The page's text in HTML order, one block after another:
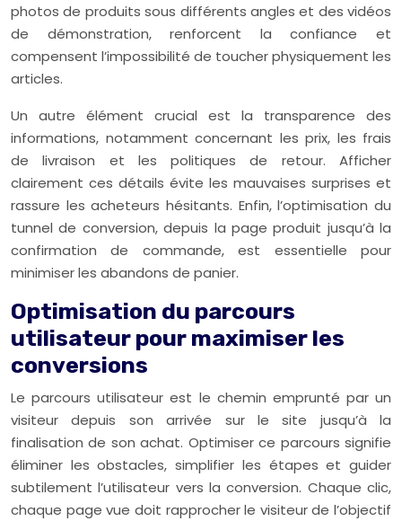
photos de produits sous différents angles et des vidéos
de démonstration, renforcent la confiance et
compensent l’impossibilité de toucher physiquement les
articles.
Un autre élément crucial est la transparence des
informations, notamment concernant les prix, les frais
de livraison et les politiques de retour. Afficher
clairement ces détails évite les mauvaises surprises et
rassure les acheteurs hésitants. Enfin, l’optimisation du
tunnel de conversion, depuis la page produit jusqu’à la
confirmation de commande, est essentielle pour
minimiser les abandons de panier.
Optimisation du parcours
utilisateur pour maximiser les
conversions
Le parcours utilisateur est le chemin emprunté par un
visiteur depuis son arrivée sur le site jusqu’à la
finalisation de son achat. Optimiser ce parcours signifie
éliminer les obstacles, simplifier les étapes et guider
subtilement l’utilisateur vers la conversion. Chaque clic,
chaque page vue doit rapprocher le visiteur de l’objectif